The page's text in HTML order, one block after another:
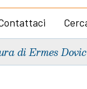
di Ermes